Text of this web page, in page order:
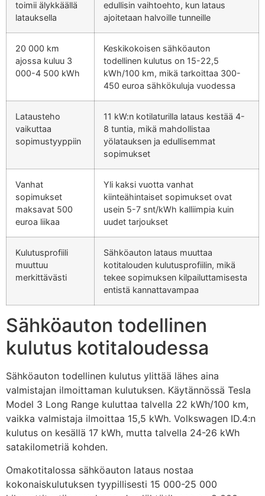
toimii älykkäällä
latauksella
edullisin vaihtoehto, kun lataus
ajoitetaan halvoille tunneille
20 000 km
ajossa kuluu 3
000-4 500 kWh
Keskikokoisen sähköauton
todellinen kulutus on 15-22,5
kWh/100 km, mikä tarkoittaa 300-
450 euroa sähkökuluja vuodessa
Latausteho
vaikuttaa
sopimustyyppiin
11 kW:n kotilaturilla lataus kestää 4-
8 tuntia, mikä mahdollistaa
yölatauksen ja edullisemmat
sopimukset
Vanhat
sopimukset
maksavat 500
euroa liikaa
Yli kaksi vuotta vanhat
kiinteähintaiset sopimukset ovat
usein 5-7 snt/kWh kalliimpia kuin
uudet tarjoukset
Kulutusprofiili
muuttuu
merkittävästi
Sähköauton lataus muuttaa
kotitalouden kulutusprofiilin, mikä
tekee sopimuksen kilpailuttamisesta
entistä kannattavampaa
Sähköauton todellinen
kulutus kotitaloudessa
Sähköauton todellinen kulutus ylittää lähes aina
valmistajan ilmoittaman kulutuksen. Käytännössä Tesla
Model 3 Long Range kuluttaa talvella 22 kWh/100 km,
vaikka valmistaja ilmoittaa 15,5 kWh. Volkswagen ID.4:n
kulutus on kesällä 17 kWh, mutta talvella 24-26 kWh
satakilometriä kohden.
Omakotitalossa sähköauton lataus nostaa
kokonaiskulutuksen tyypillisesti 15 000-25 000